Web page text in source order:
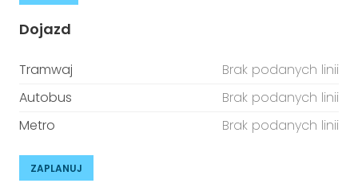
Dojazd
Tramwaj
Brak podanych linii
Autobus
Brak podanych linii
Metro
Brak podanych linii
ZAPLANUJ